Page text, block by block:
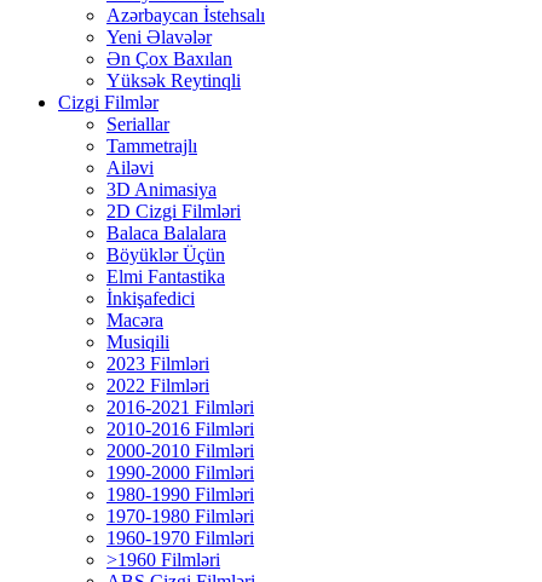
Azərbaycan İstehsalı
Yeni Əlavələr
Ən Çox Baxılan
Yüksək Reytinqli
Cizgi Filmlər
Seriallar
Tammetrajlı
Ailəvi
3D Animasiya
2D Cizgi Filmləri
Balaca Balalara
Böyüklər Üçün
Elmi Fantastika
İnkişafedici
Macəra
Musiqili
2023 Filmləri
2022 Filmləri
2016-2021 Filmləri
2010-2016 Filmləri
2000-2010 Filmləri
1990-2000 Filmləri
1980-1990 Filmləri
1970-1980 Filmləri
1960-1970 Filmləri
>1960 Filmləri